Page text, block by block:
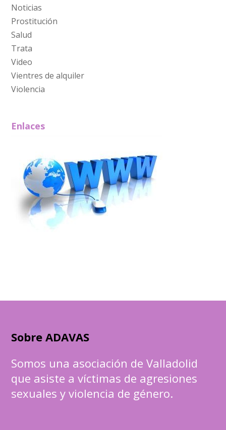
Noticias
Prostitución
Salud
Trata
Video
Vientres de alquiler
Violencia
Enlaces
Sobre ADAVAS
Somos una asociación de Valladolid
que asiste a víctimas de agresiones
sexuales y violencia de género.